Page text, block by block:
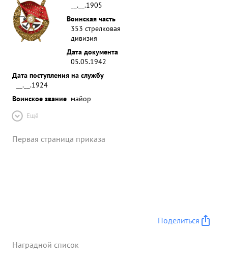
__.__.1905
Воинская часть
353 стрелковая
дивизия
Дата документа
05.05.1942
Дата поступления на службу
__.__.1924
Воинское звание майор
Ещё
Первая страница приказа
Поделиться
Наградной список